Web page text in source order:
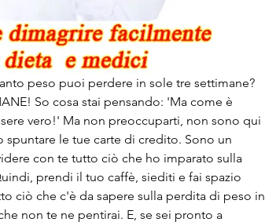
peso puoi perdere in sole tre settimane?
So cosa stai pensando: 'Ma come è
vero!' Ma non preoccuparti, non sono qui
le tue carte di credito. Sono un
con te tutto ciò che ho imparato sulla
prendi il tuo caffè, siediti e fai spazio
ciò che c'è da sapere sulla perdita di peso in
non te ne pentirai. E, se sei pronto a